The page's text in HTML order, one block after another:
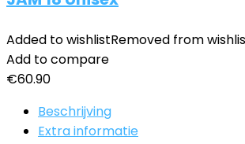
Added to wishlistRemoved from
Add to compare
€60.90
Beschrijving
Extra informatie